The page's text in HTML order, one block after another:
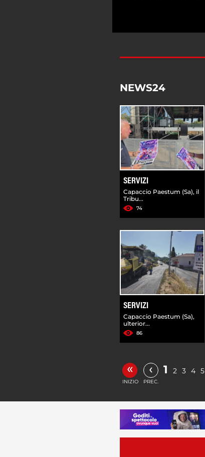
NEWS24
SERVIZI
Capaccio Paestum (Sa), il
Tribu...
74
SERVIZI
Capaccio Paestum (Sa),
ulterior...
86
«
INIZIO
‹
PREC.
1 2 3 4 5